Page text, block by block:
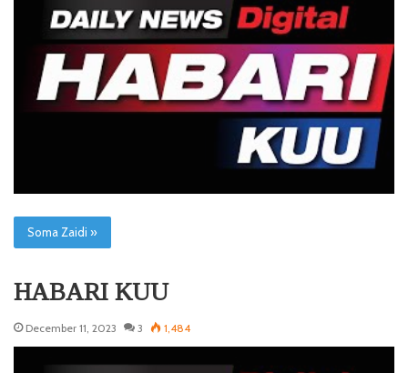
Soma Zaidi »
HABARI KUU
December 11, 2023 3 1,484